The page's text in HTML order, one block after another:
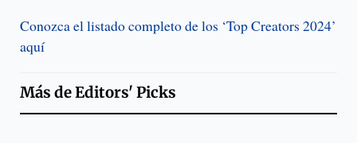
Conozca el listado completo de los ‘Top Creators 2024’
aquí
Más deEditors' Picks